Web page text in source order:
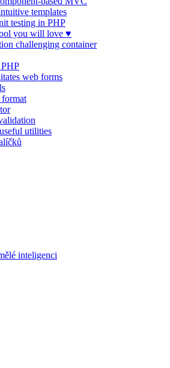
templates
testing in PHP
you will love ♥
challenging container
web forms
format
utilities
inteligenci